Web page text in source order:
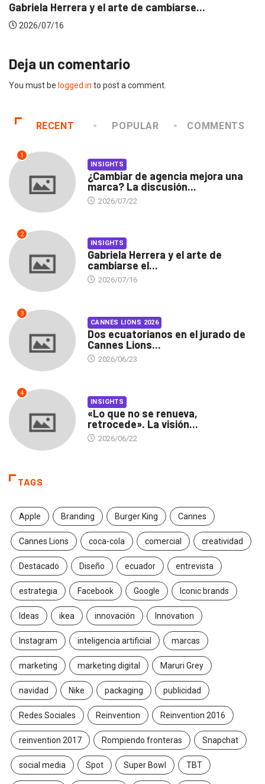
Gabriela Herrera y el arte de cambiarse...
2026/07/16
Deja un comentario
You must be logged in to post a comment.
RECENT POPULAR COMMENTS
1
INSIGHTS
¿Cambiar de agencia mejora una
marca? La discusión...
2026/07/22
2
INSIGHTS
Gabriela Herrera y el arte de
cambiarse el...
2026/07/16
3
CANNES LIONS 2026
Dos ecuatorianos en el jurado de
Cannes Lions...
2026/06/23
4
INSIGHTS
«Lo que no se renueva,
retrocede». La visión...
2026/06/22
TAGS
Apple Branding Burger King Cannes
Cannes Lions coca-cola comercial creatividad
Destacado Diseño ecuador entrevista
estrategia Facebook Google Iconic brands
Ideas ikea innovación Innovation
Instagram inteligencia artificial marcas
marketing marketing digital Maruri Grey
navidad Nike packaging publicidad
Redes Sociales Reinvention Reinvention 2016
reinvention 2017 Rompiendo fronteras Snapchat
social media Spot Super Bowl TBT